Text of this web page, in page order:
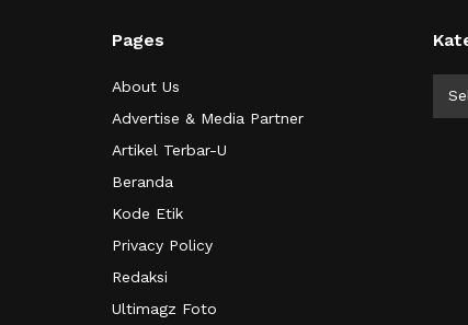
Pages
About Us
Advertise & Media Partner
Artikel Terbar-U
Beranda
Kode Etik
Privacy Policy
Redaksi
Ultimagz Foto